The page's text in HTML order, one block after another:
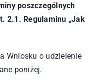
poszczególnych
2.1. Regulaminu „Jak
Wniosku o udzielenie
poniżej.